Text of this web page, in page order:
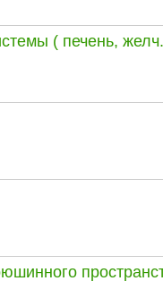
( печень,